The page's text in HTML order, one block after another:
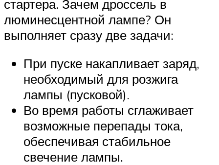
стартера. Зачем дроссель в
люминесцентной лампе? Он
выполняет сразу две задачи:
При пуске накапливает заряд,
необходимый для розжига
лампы (пусковой).
Во время работы сглаживает
возможные перепады тока,
обеспечивая стабильное
свечение лампы.